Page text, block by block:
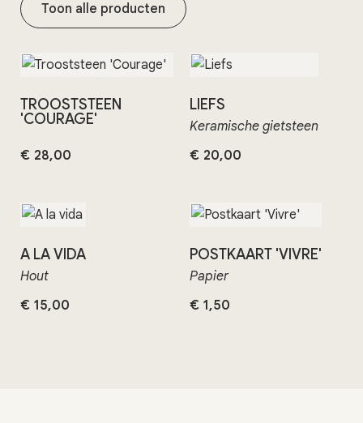
Toon alle producten
TROOSTSTEEN
'COURAGE'
€ 28,00
LIEFS
Keramische gietsteen
€ 20,00
A LA VIDA
Hout
€ 15,00
POSTKAART 'VIVRE'
Papier
€ 1,50